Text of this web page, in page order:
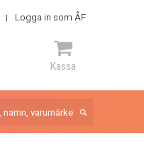
Logga in som ÅF
Kassa
ARTIKEL